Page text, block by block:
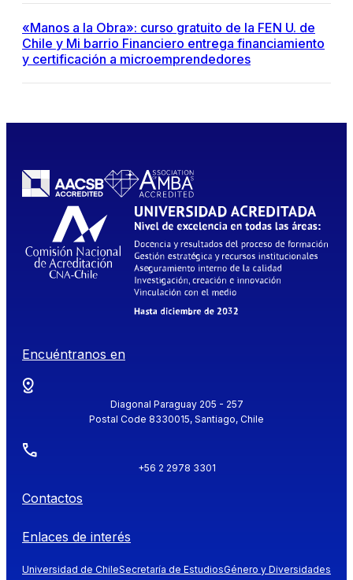
«Manos a la Obra»: curso gratuito de la FEN U. de
Chile y Mi barrio Financiero entrega financiamiento
y certificación a microemprendedores
Encuéntranos en
Diagonal Paraguay 205 - 257
Postal Code 8330015, Santiago, Chile
+56 2 2978 3301
Contactos
Enlaces de interés
Universidad de ChileSecretaría de EstudiosGénero y Diversidades